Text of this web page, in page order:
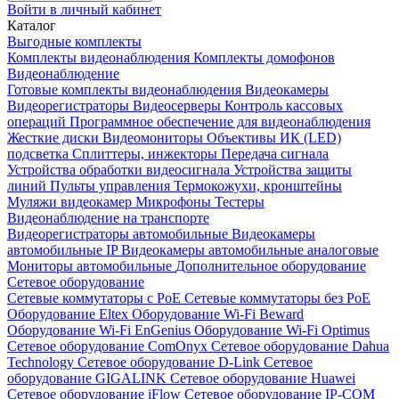
Войти в личный кабинет
Каталог
Выгодные комплекты
Комплекты видеонаблюдения Комплекты домофонов
Видеонаблюдение
Готовые комплекты видеонаблюдения Видеокамеры
Видеорегистраторы Видеосерверы Контроль кассовых
операций Программное обеспечение для видеонаблюдения
Жесткие диски Видеомониторы Объективы ИК (LED)
подсветка Сплиттеры, инжекторы Передача сигнала
Устройства обработки видеосигнала Устройства защиты
линий Пульты управления Термокожухи, кронштейны
Муляжи видеокамер Микрофоны Тестеры
Видеонаблюдение на транспорте
Видеорегистраторы автомобильные Видеокамеры
автомобильные IPВидеокамеры автомобильные аналоговые
Мониторы автомобильные Дополнительное оборудование
Сетевое оборудование
Сетевые коммутаторы с РоЕ Сетевые коммутаторы без РоЕ
Оборудование Eltex Оборудование Wi-Fi Beward
Оборудование Wi-Fi EnGenius Оборудование Wi-Fi Optimus
Сетевое оборудование ComOnyx Сетевое оборудование Dahua
Technology Сетевое оборудование D-Link Сетевое
оборудование GIGALINK Сетевое оборудование Huawei
Сетевое оборудование iFlow Сетевое оборудование IP-COM